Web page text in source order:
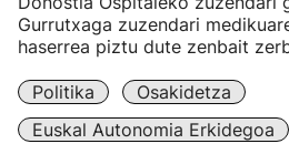
Gurrutxaga zuzendari
haserrea piztu dute zenbait
Politika
Osakidetza
Euskal Autonomia Erkidegoa